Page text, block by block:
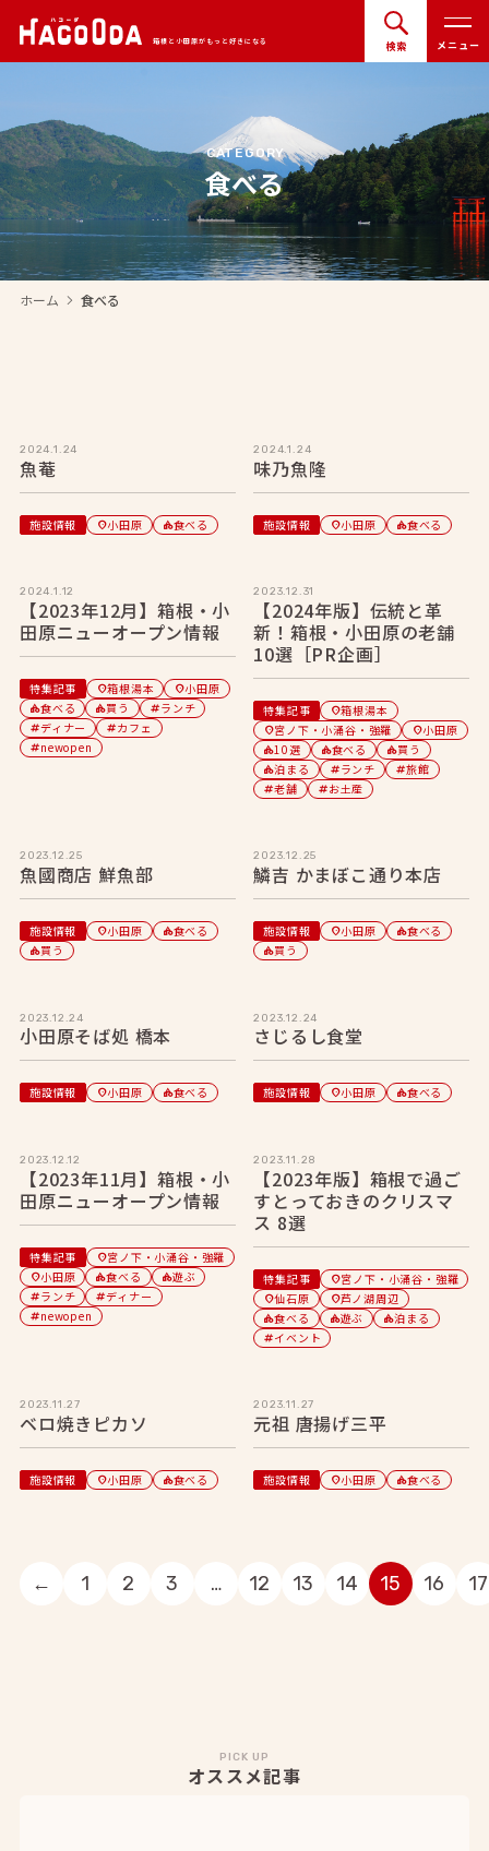
箱根と小田原がもっと好きになる 検索 メニュー
CATEGORY
食べる
ホーム arrow_forward_ios 食べる
2024.1.24
魚菴
施設情報 location_on小田原 category食べる
2024.1.24
味乃魚隆
施設情報 location_on小田原 category食べる
2024.1.12
【2023年12月】箱根・小
田原ニューオープン情報
特集記事 location_on箱根湯本 location_on小田原
category食べる category買う tagランチ
tagディナー tagカフェ
tagnewopen
2023.12.31
【2024年版】伝統と革
新！箱根・小田原の老舗
10選［PR企画］
特集記事 location_on箱根湯本
location_on宮ノ下・小涌谷・強羅 location_on小田原
category10選 category食べる category買う
category泊まる tagランチ tag旅館
tag老舗 tagお土産
2023.12.25
魚國商店 鮮魚部
施設情報 location_on小田原 category食べる
category買う
2023.12.25
鱗吉 かまぼこ通り本店
施設情報 location_on小田原 category食べる
category買う
2023.12.24
小田原そば処 橋本
施設情報 location_on小田原 category食べる
2023.12.24
さじるし食堂
施設情報 location_on小田原 category食べる
2023.12.12
【2023年11月】箱根・小
田原ニューオープン情報
特集記事 location_on宮ノ下・小涌谷・強羅
location_on小田原 category食べる category遊ぶ
tagランチ tagディナー
tagnewopen
2023.11.28
【2023年版】箱根で過ご
すとっておきのクリスマ
ス 8選
特集記事 location_on宮ノ下・小涌谷・強羅
location_on仙石原 location_on芦ノ湖周辺
category食べる category遊ぶ category泊まる
tagイベント
2023.11.27
ベロ焼きピカソ
施設情報 location_on小田原 category食べる
2023.11.27
元祖 唐揚げ三平
施設情報 location_on小田原 category食べる
← 1 2 3 … 12 13 14 15 16 17
PICK UP
オススメ記事